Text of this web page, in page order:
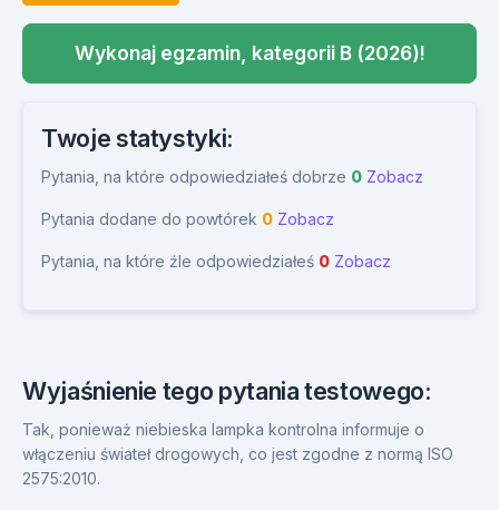
Wykonaj egzamin, kategorii B (2026)!
Twoje statystyki:
Pytania, na które odpowiedziałeś dobrze 0 Zobacz
Pytania dodane do powtórek 0 Zobacz
Pytania, na które źle odpowiedziałeś 0 Zobacz
Wyjaśnienie tego pytania testowego:
Tak, ponieważ niebieska lampka kontrolna informuje o
włączeniu świateł drogowych, co jest zgodne z normą ISO
2575:2010.